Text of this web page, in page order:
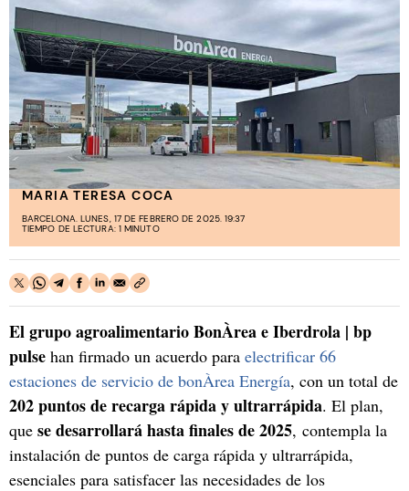
MARIA TERESA COCA
BARCELONA. LUNES, 17 DE FEBRERO DE 2025. 19:37
TIEMPO DE LECTURA: 1 MINUTO
El grupo agroalimentario BonÀrea e Iberdrola | bp
pulse han firmado un acuerdo para electrificar 66
estaciones de servicio de bonÀrea Energía, con un total de
202 puntos de recarga rápida y ultrarrápida. El plan,
que se desarrollará hasta finales de 2025, contempla la
instalación de puntos de carga rápida y ultrarrápida,
esenciales para satisfacer las necesidades de los